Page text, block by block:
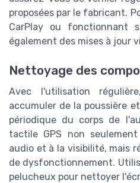
proposées par le fabricant.
CarPlay ou fonctionnant
également des mises à jour
Nettoyage des
Avec l'utilisation
accumuler de la poussière
périodique du corps de
tactile GPS non
audio et à la visibilité, mais
de dysfonctionnement.
pelucheux pour nettoyer